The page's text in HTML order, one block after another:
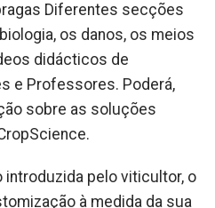
Diferentes secções
os danos, os meios
didácticos de
e Professores. Poderá,
sobre as soluções
introduzida pelo viticultor, o
à medida da sua